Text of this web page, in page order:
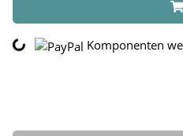
Komponenten